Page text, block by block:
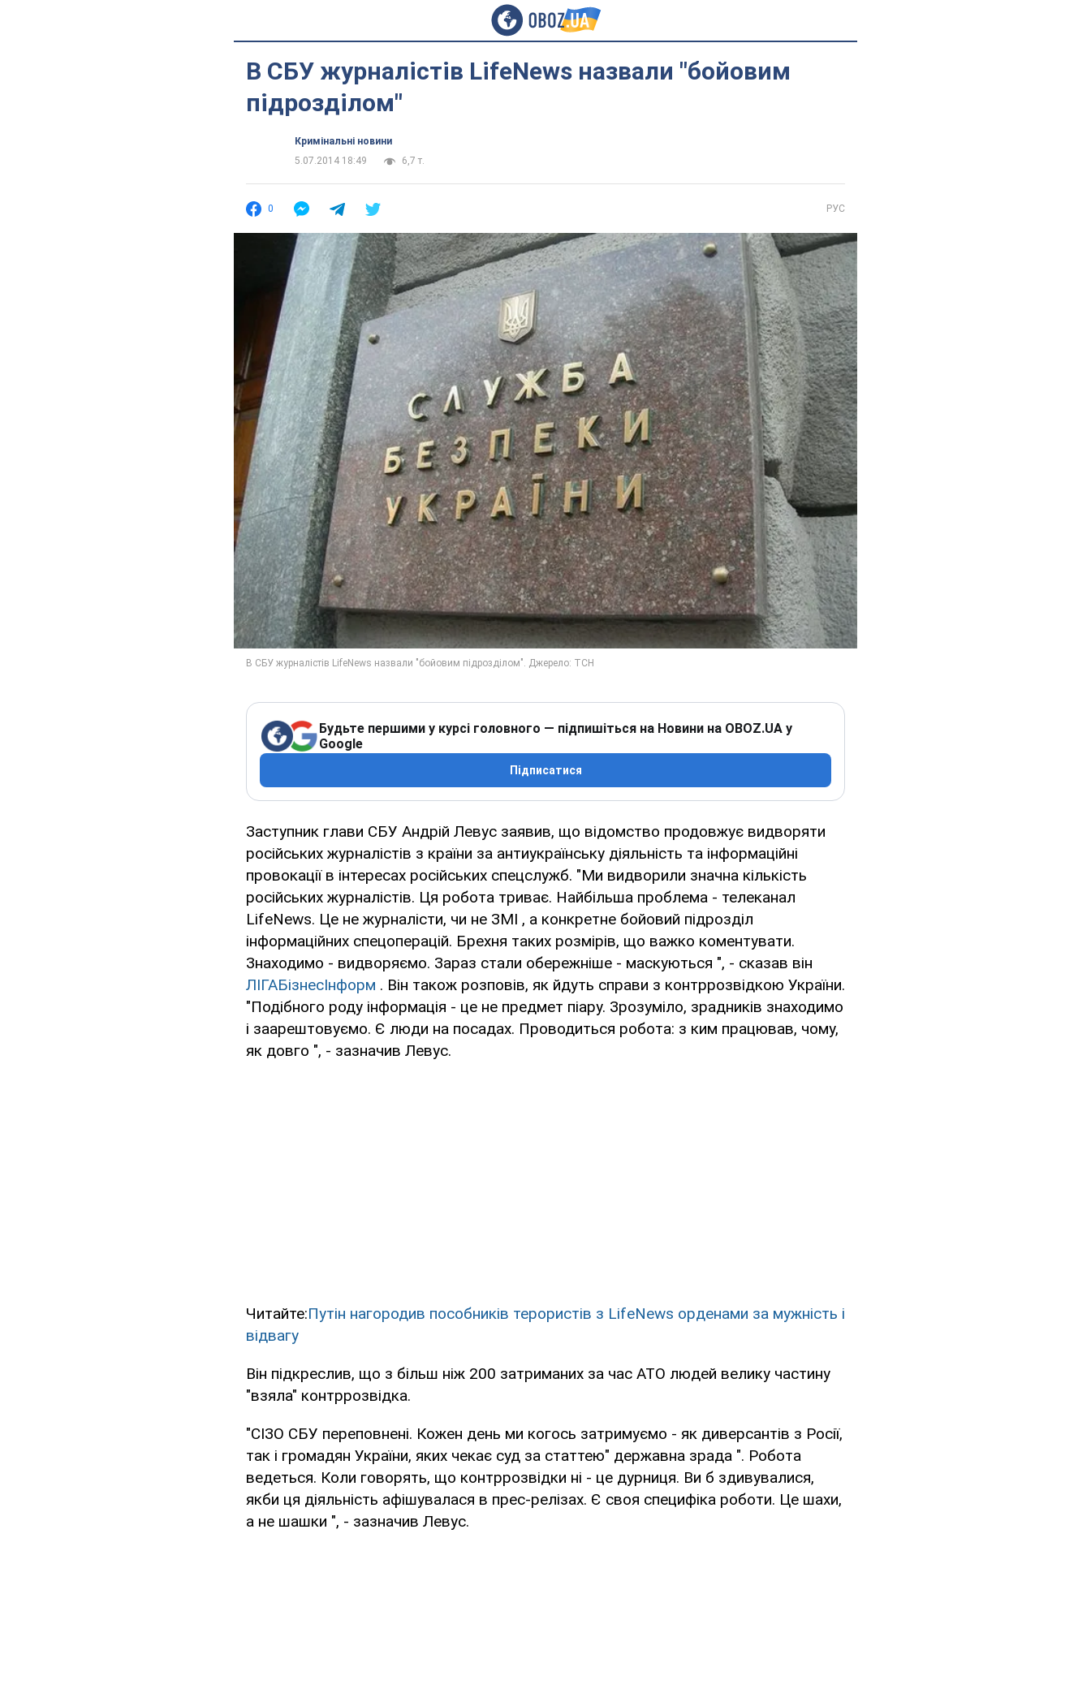
В СБУ журналістів LifeNews назвали "бойовим
підрозділом"
Кримінальні новини
5.07.2014 18:49
6,7 т.
0 РУС
Будьте першими у курсі головного — підпишіться на Новини на OBOZ.UA у
Google
Підписатися
Заступник глави СБУ Андрій Левус заявив, що відомство продовжує видворяти
російських журналістів з країни за антиукраїнську діяльність та інформаційні
провокації в інтересах російських спецслужб. "Ми видворили значна кількість
російських журналістів. Ця робота триває. Найбільша проблема - телеканал
LifeNews. Це не журналісти, чи не ЗМІ , а конкретне бойовий підрозділ
інформаційних спецоперацій. Брехня таких розмірів, що важко коментувати.
Знаходимо - видворяємо. Зараз стали обережніше - маскуються ", - сказав він
ЛІГАБізнесІнформ . Він також розповів, як йдуть справи з контррозвідкою України.
"Подібного роду інформація - це не предмет піару. Зрозуміло, зрадників знаходимо
і заарештовуємо. Є люди на посадах. Проводиться робота: з ким працював, чому,
як довго ", - зазначив Левус.
Читайте:Путін нагородив пособників терористів з LifeNews орденами за мужність і
відвагу
Він підкреслив, що з більш ніж 200 затриманих за час АТО людей велику частину
"взяла" контррозвідка.
"СІЗО СБУ переповнені. Кожен день ми когось затримуємо - як диверсантів з Росії,
так і громадян України, яких чекає суд за статтею" державна зрада ". Робота
ведеться. Коли говорять, що контррозвідки ні - це дурниця. Ви б здивувалися,
якби ця діяльність афішувалася в прес-релізах. Є своя специфіка роботи. Це шахи,
а не шашки ", - зазначив Левус.